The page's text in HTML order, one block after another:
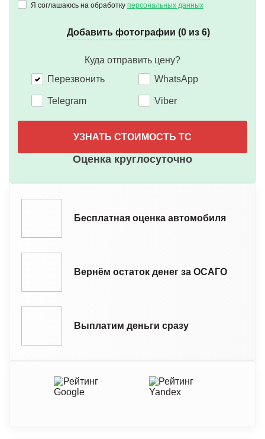
Я соглашаюсь на обработку персональных данных
Добавить фотографии (0 из 6)
Куда отправить цену?
Перезвонить
WhatsApp
Telegram Viber
УЗНАТЬ СТОИМОСТЬ ТС
Оценка круглосуточно
Бесплатная оценка автомобиля
Вернём остаток денег за ОСАГО
Выплатим деньги сразу